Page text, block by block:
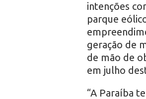
intenções
parque
geração de
de mão de
em julho
“A Paraíba